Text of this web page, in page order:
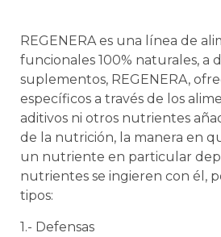
REGENERA es una línea de
funcionales 100% naturales, a
suplementos, REGENERA,
específicos a través de los
aditivos ni otros nutrientes
de la nutrición, la manera en
un nutriente en particular
nutrientes se ingieren con él,
tipos:
1.- Defensas